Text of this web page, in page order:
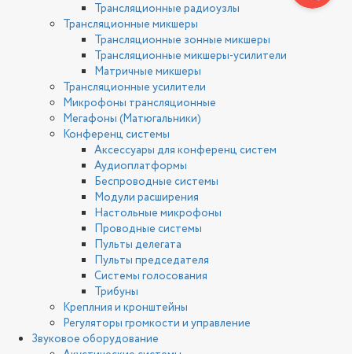
Трансляционные радиоузлы
Трансляционные микшеры
Трансляционные зонные микшеры
Трансляционные микшеры-усилители
Матричные микшеры
Трансляционные усилители
Микрофоны трансляционные
Мегафоны (Матюгальники)
Конференц системы
Аксессуары для конференц систем
Аудиоплатформы
Беспроводные системы
Модули расширения
Настольные микрофоны
Проводные системы
Пульты делегата
Пульты председателя
Системы голосования
Трибуны
Креплния и кронштейны
Регуляторы громкости и управление
Звуковое оборудование